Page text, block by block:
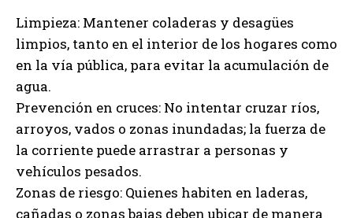
Limpieza: Mantener coladeras y desagües
limpios, tanto en el interior de los hogares como
en la vía pública, para evitar la acumulación de
agua.
Prevención en cruces: No intentar cruzar ríos,
arroyos, vados o zonas inundadas; la fuerza de
la corriente puede arrastrar a personas y
vehículos pesados.
Zonas de riesgo: Quienes habiten en laderas,
cañadas o zonas bajas deben ubicar de manera